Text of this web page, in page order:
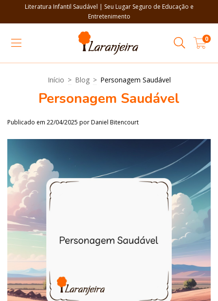
Literatura Infantil Saudável | Seu Lugar Seguro de Educação e
Entretenimento
0
Início > Blog > Personagem Saudável
Personagem Saudável
Publicado em 22/04/2025 por Daniel Bitencourt